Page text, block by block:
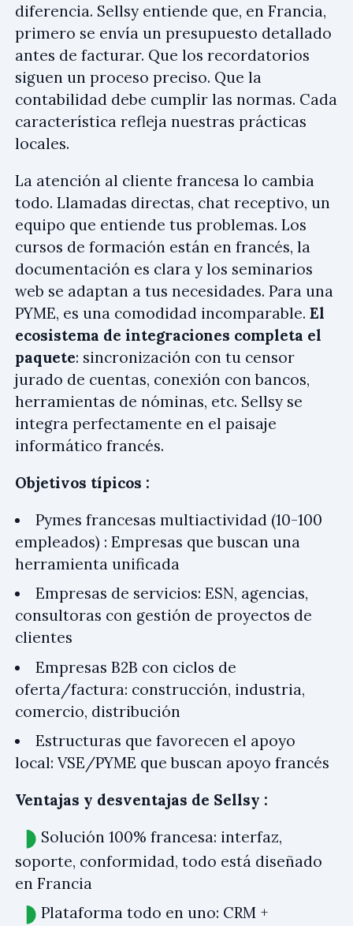
diferencia. Sellsy entiende que, en Francia,
primero se envía un presupuesto detallado
antes de facturar. Que los recordatorios
siguen un proceso preciso. Que la
contabilidad debe cumplir las normas. Cada
característica refleja nuestras prácticas
locales.
La atención al cliente francesa lo cambia
todo. Llamadas directas, chat receptivo, un
equipo que entiende tus problemas. Los
cursos de formación están en francés, la
documentación es clara y los seminarios
web se adaptan a tus necesidades. Para una
PYME, es una comodidad incomparable. El
ecosistema de integraciones completa el
paquete: sincronización con tu censor
jurado de cuentas, conexión con bancos,
herramientas de nóminas, etc. Sellsy se
integra perfectamente en el paisaje
informático francés.
Objetivos típicos :
Pymes francesas multiactividad (10-100
empleados) : Empresas que buscan una
herramienta unificada
Empresas de servicios: ESN, agencias,
consultoras con gestión de proyectos de
clientes
Empresas B2B con ciclos de
oferta/factura: construcción, industria,
comercio, distribución
Estructuras que favorecen el apoyo
local: VSE/PYME que buscan apoyo francés
Ventajas y desventajas de Sellsy :
Solución 100% francesa: interfaz,
soporte, conformidad, todo está diseñado
en Francia
Plataforma todo en uno: CRM +